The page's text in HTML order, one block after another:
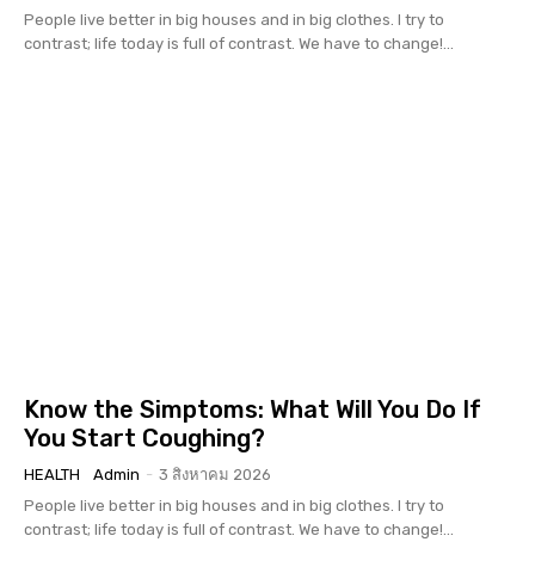
People live better in big houses and in big clothes. I try to
contrast; life today is full of contrast. We have to change!...
Know the Simptoms: What Will You Do If
You Start Coughing?
HEALTH Admin - 3 สิงหาคม 2026
People live better in big houses and in big clothes. I try to
contrast; life today is full of contrast. We have to change!...